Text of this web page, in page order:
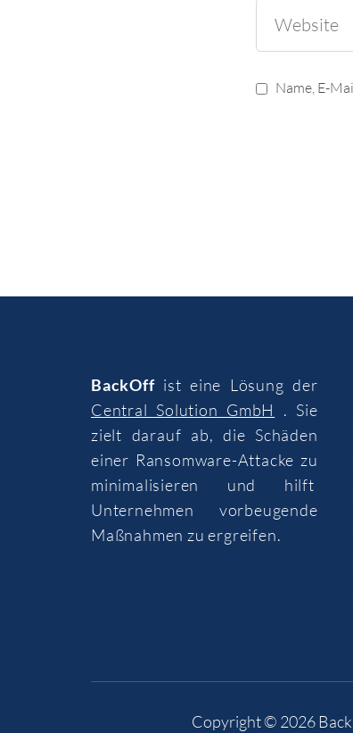
Name, E-
BackOffist eine Lösung der
Central Solution GmbH
. Sie
zielt darauf ab, die Schäden
einer Ransomware-Attacke zu
minimalisieren und hilft
Unternehmen vorbeugende
Maßnahmen zu ergreifen.
Copyright © 2026